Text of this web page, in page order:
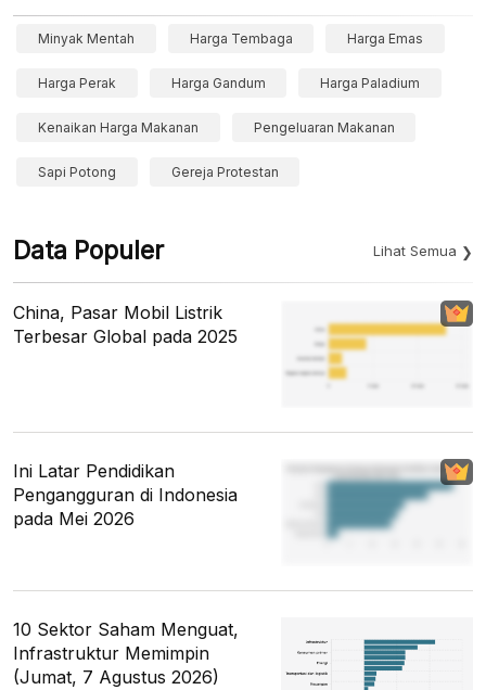
Minyak Mentah Harga Tembaga Harga Emas
Harga Perak Harga Gandum Harga Paladium
Kenaikan Harga Makanan Pengeluaran Makanan
Sapi Potong Gereja Protestan
Data Populer Lihat Semua
China, Pasar Mobil Listrik
Terbesar Global pada 2025
Ini Latar Pendidikan
Pengangguran di Indonesia
pada Mei 2026
10 Sektor Saham Menguat,
Infrastruktur Memimpin
(Jumat, 7 Agustus 2026)